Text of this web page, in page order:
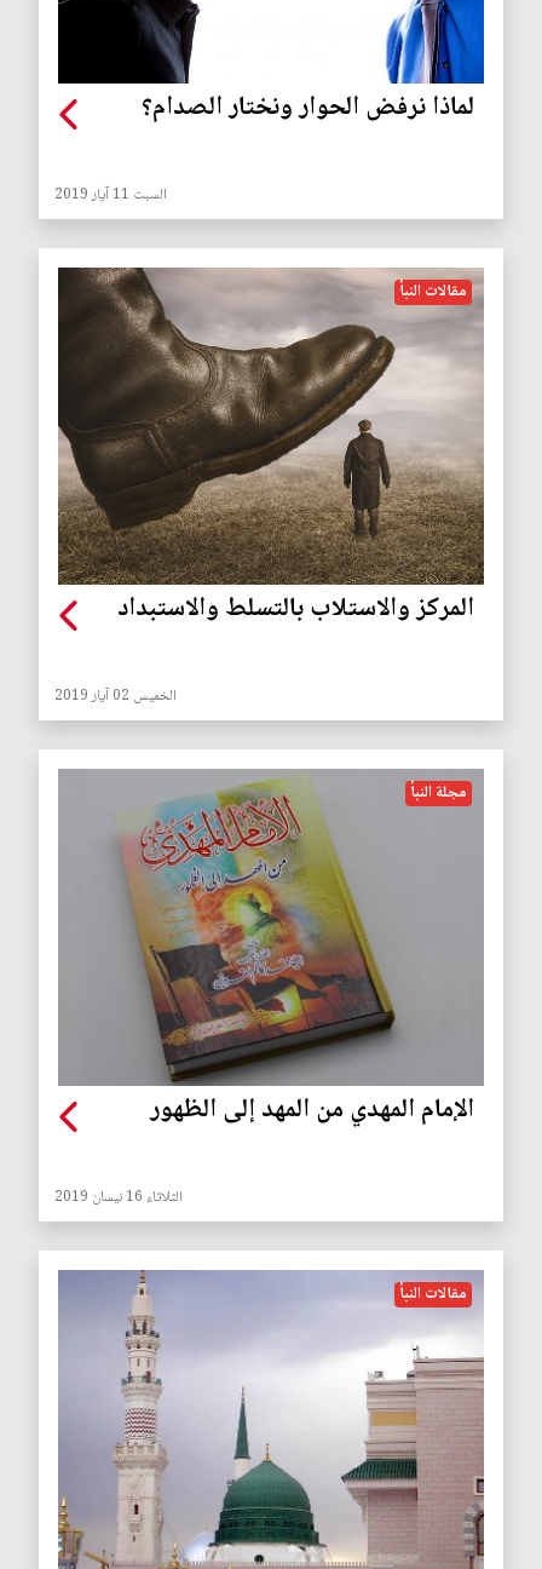
لماذا نرفض الحوار ونختار الصدام؟
السبت 11 آيار 2019
مقالات النبأ
المركز والاستلاب بالتسلط والاستبداد
الخميس 02 آيار 2019
مجلة النبأ
الإمام المهدي من المهد إلى الظهور
الثلاثاء 16 نيسان 2019
مقالات النبأ